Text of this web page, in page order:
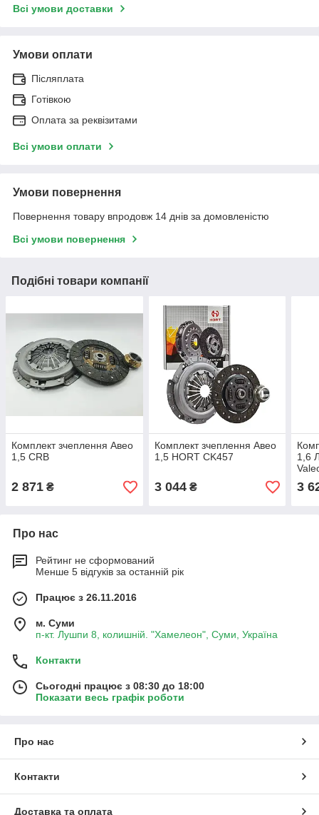
Всі умови доставки
Умови оплати
Післяплата
Готівкою
Оплата за реквізитами
Всі умови оплати
Умови повернення
Повернення товару впродовж 14 днів за домовленістю
Всі умови повернення
Подібні товари компанії
Комплект зчеплення Авео
1,5 CRB
2 871 ₴
Комплект зчеплення Авео
1,5 HORT CK457
3 044₴
1,6
3
Про нас
Рейтинг не сформований
Менше 5 відгуків за останній рік
Працює з 26.11.2016
м. Суми
п-кт. Лушпи 8, колишній. "Хамелеон", Суми, Україна
Контакти
Сьогодні працює з 08:30 до 18:00
Показати весь графік роботи
Про нас
Контакти
Доставка та оплата